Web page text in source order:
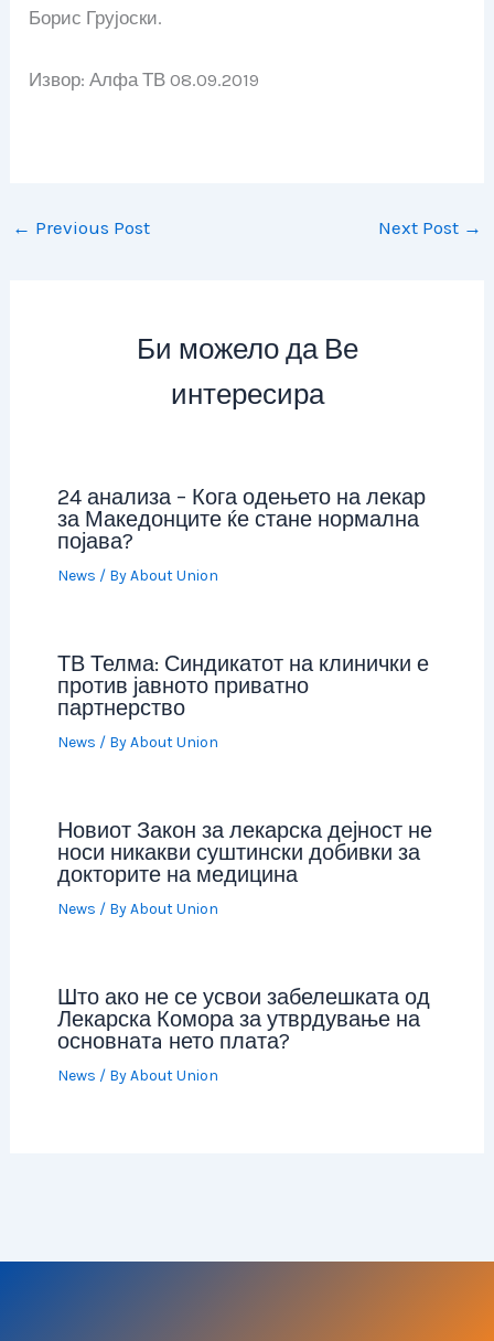
Борис Грујоски.
Извор: Алфа ТВ 08.09.2019
← Previous Post Next Post →
Би можело да Ве
интересира
24 анализа – Кога одењето на лекар
за Македонците ќе стане нормална
појава?
News / ByAbout Union
ТВ Телма: Синдикатот на клинички е
против јавното приватно
партнерство
News / ByAbout Union
Новиот Закон за лекарска дејност не
носи никакви суштински добивки за
докторите на медицина
News / ByAbout Union
Што ако не се усвои забелешката од
Лекарска Комора за утврдување на
основнатa нето плата?
News / ByAbout Union